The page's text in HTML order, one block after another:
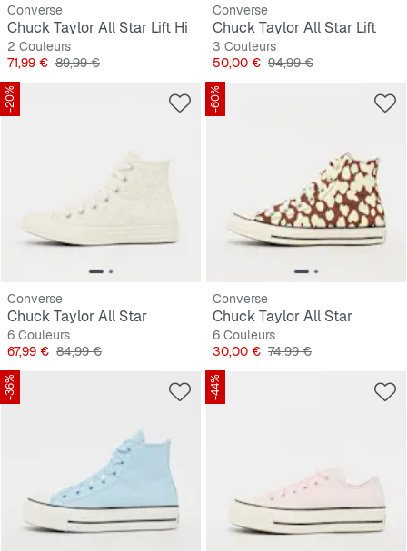
Converse
Chuck Taylor All Star Lift Hi
2 Couleurs
Prix
71,99 € Prix original
89,99 €
Converse
Chuck Taylor All Star Lift
3 Couleurs
Prix
50,00 € Prix original
94,99 €
-20%
Converse
Chuck Taylor All Star
6 Couleurs
Prix
67,99 € Prix original
84,99 €
-60%
Converse
Chuck Taylor All Star
6 Couleurs
Prix
30,00 € Prix original
74,99 €
-36% -44%